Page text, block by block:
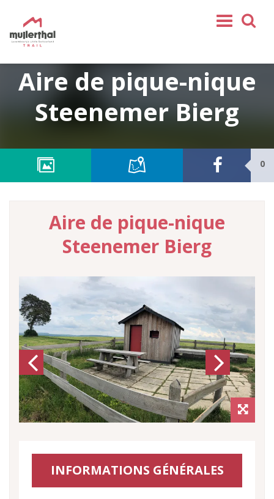
Mullerthal Trail
Tours
REJOIGNEZ-NOUS
Aire de pique-nique
Steenemer Bierg
0
Aire de pique-nique
Steenemer Bierg
Previous Next
INFORMATIONS GÉNÉRALES